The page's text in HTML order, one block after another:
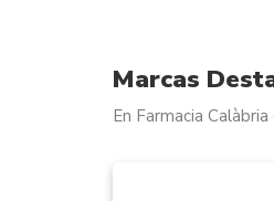
Marcas
En Farmacia